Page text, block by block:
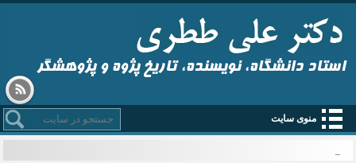
استاد دانشگاه، نویسنده، تاریخ پژوه و پژوهشگر
منوی سایت